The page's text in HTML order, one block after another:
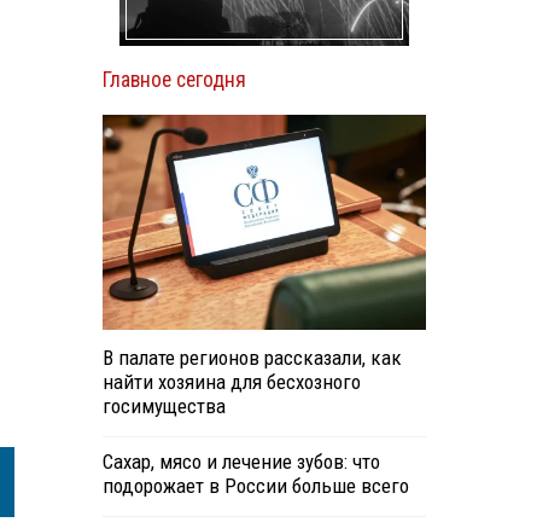
Главное сегодня
В палате регионов рассказали, как
найти хозяина для бесхозного
госимущества
Сахар, мясо и лечение зубов: что
подорожает в России больше всего